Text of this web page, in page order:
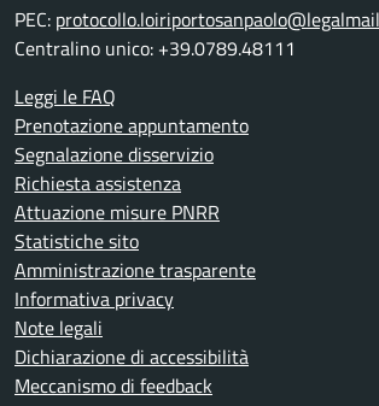
PEC:
Centralino unico: +39.0789.48111
Leggi le FAQ
Prenotazione appuntamento
Segnalazione disservizio
Richiesta assistenza
Attuazione misure PNRR
Statistiche sito
Amministrazione trasparente
Informativa privacy
Note legali
Dichiarazione di accessibilità
Meccanismo di feedback